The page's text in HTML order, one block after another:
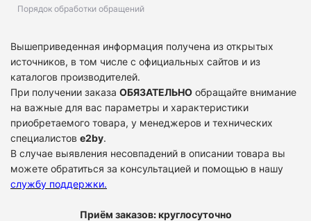
Порядок обработки обращений
Вышеприведенная информация получена из открытых
источников, в том числе с официальных сайтов и из
каталогов производителей.
При получении заказа ОБЯЗАТЕЛЬНО обращайте внимание
на важные для вас параметры и характеристики
приобретаемого товара, у менеджеров и технических
специалистов e2by.
В случае выявления несовпадений в описании товара вы
можете обратиться за консультацией и помощью в нашу
службу поддержки.
Приём заказов: круглосуточно